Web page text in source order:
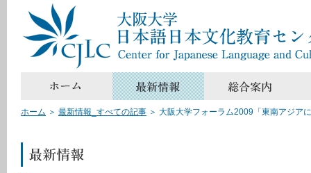
ホーム ＞ 最新情報_すべての記事 ＞ 大阪大学フォーラム2009「東南アジア